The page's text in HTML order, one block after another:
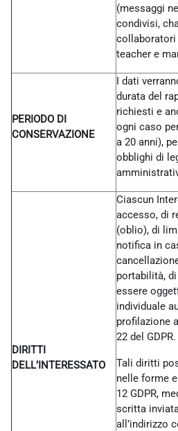
(messaggi
condivisi,
teacher e
PERIODO DI
CONSERVAZIONE
I dati
durata del
richiesti e
ogni caso
a 20 anni),
obblighi di
DIRITTI
DELL’INTERESSATO
Ciascun
accesso, di
(oblio), di
notifica in
portabilità,
essere
individuale
profilazione
22 del GDPR.
Tali diritti
nelle forme
12 GDPR,
scritta
all’indirizzo